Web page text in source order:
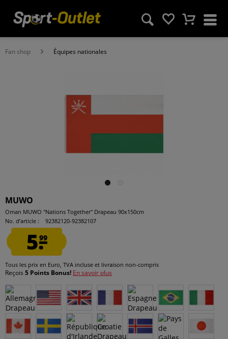
Fan shop Équipes nationales
MUWO
Oman MUWO "Nations Together" Drapeau 90x150cm
No. d’article :
92382120-92382107
5.99
Tous les prix en Euro, TVA incluse et livraison non-compris
Reçois 5 Points Bonus! En savoir plus